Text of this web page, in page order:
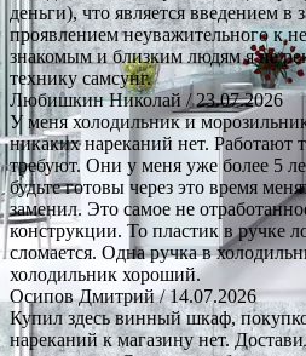
деньги), что является введением в
проявлением неуважительного к
знакомым и близким людям я не
технику самсунг.
Любишкин Николай / 23.07.2026
У меня холодильник и
никаких нареканий нет. Работают
требуют. Они у меня уже более 5
будьте готовы через это время
заменил. Это самое не
конструкции. То пластик в ручке
сломается. Одна ручка в
холодильник хороший.
Осипов Дмитрий/ 14.07.2026
Купил здесь винный шкаф,
нареканий к магазину нет.